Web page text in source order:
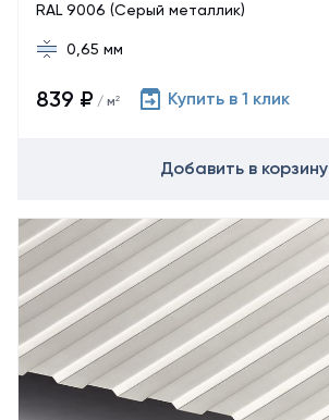
RAL 9006 (Серый металлик)
0,65 мм
839 ₽ / м² Купить в 1 клик
Добавить в корзину